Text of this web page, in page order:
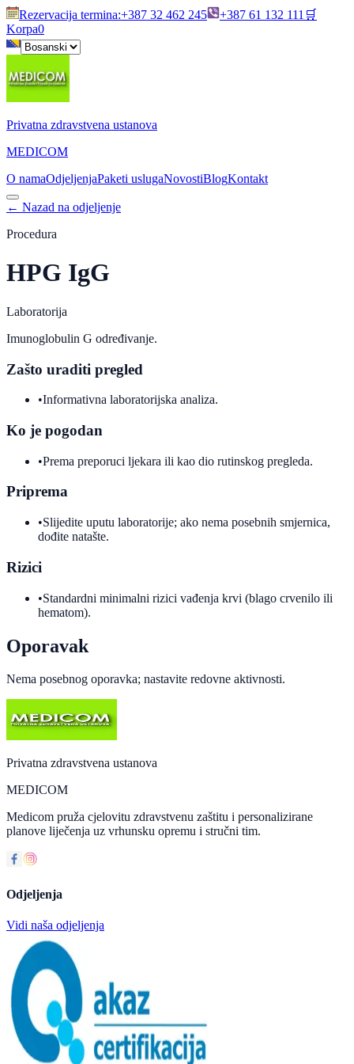
Rezervacija termina:+387 32 462 245 +387 61 132 111 🛒
Korpa0
Privatna zdravstvena ustanova
MEDICOM
O namaOdjeljenjaPaketi uslugaNovostiBlogKontakt
← Nazad na odjeljenje
Procedura
HPG IgG
Laboratorija
Imunoglobulin G određivanje.
Zašto uraditi pregled
•Informativna laboratorijska analiza.
Ko je pogodan
•Prema preporuci ljekara ili kao dio rutinskog pregleda.
Priprema
•Slijedite uputu laboratorije; ako nema posebnih smjernica,
dođite natašte.
Rizici
•Standardni minimalni rizici vađenja krvi (blago crvenilo ili
hematom).
Oporavak
Nema posebnog oporavka; nastavite redovne aktivnosti.
Privatna zdravstvena ustanova
MEDICOM
Medicom pruža cjelovitu zdravstvenu zaštitu i personalizirane
planove liječenja uz vrhunsku opremu i stručni tim.
Odjeljenja
Vidi naša odjeljenja